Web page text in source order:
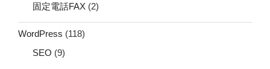
固定電話FAX (2)
WordPress (118)
SEO (9)